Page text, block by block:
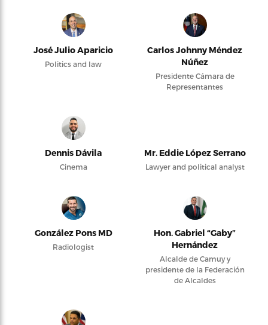
José Julio Aparicio
Politics and law
Carlos Johnny Méndez
Núñez
Presidente Cámara de
Representantes
Dennis Dávila
Cinema
Mr. Eddie López Serrano
Lawyer and political analyst
González Pons MD
Radiologist
Hon. Gabriel “Gaby”
Hernández
Alcalde de Camuy y
presidente de la Federación
de Alcaldes